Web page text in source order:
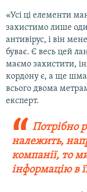
«Усі ці елементи
захистимо лише
антивірус, і він
буває. Є весь цей
маємо захистити,
кордону є, а ще
всього двома
експерт.
Потрібно
належить,
компанії, то
інформацію в